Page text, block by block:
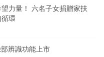
力量！ 六名子女捐贈家扶
環
辨識功能上市